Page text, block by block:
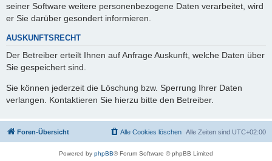
seiner Software weitere personenbezogene Daten verarbeitet, wird
er Sie darüber gesondert informieren.
AUSKUNFTSRECHT
Der Betreiber erteilt Ihnen auf Anfrage Auskunft, welche Daten über
Sie gespeichert sind.
Sie können jederzeit die Löschung bzw. Sperrung Ihrer Daten
verlangen. Kontaktieren Sie hierzu bitte den Betreiber.
Foren-Übersicht Alle Zeiten sind UTC+02:00
Alle Cookies löschen
Powered by phpBB® Forum Software © phpBB Limited